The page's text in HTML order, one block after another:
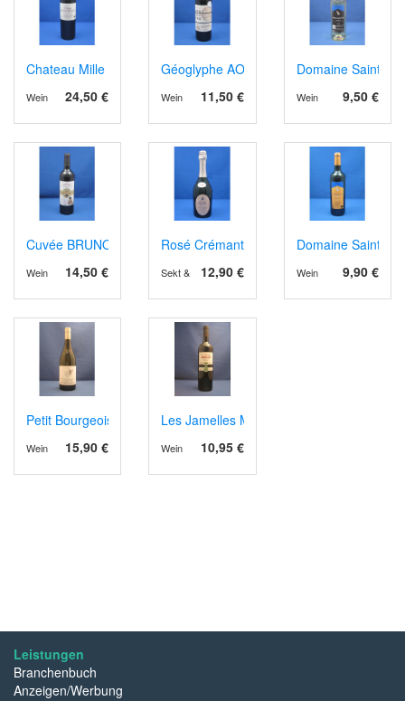
Chateau Mille Roses, Haut Médoc 2022, Bio
24,50 €
Wein
Géoglyphe AOP Madiran 2019
11,50 €
Wein
Domaine Sainte
9,50 €
Wein
Cuvée BRUNO Tome IV rot, AOP Bergerac 2022
14,50 €
Wein
Rosé Crémant de Limoux Grande Cuvée
12,90 €
Sekt & Schaumwein
Domaine Sainte
9,90 €
Wein
Petit Bourgeois VdP Val de Loire 2023
15,90 €
Wein
Les Jamelles Merlot Organic
10,95 €
Wein
Leistungen
Branchenbuch
Anzeigen/Werbung